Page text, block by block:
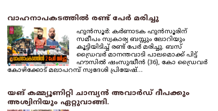
വാഹനാപകടത്തില്‍ രണ്ട് പേര്‍ മരിച്ചു
ഹുന്‍സൂര്‍: കര്‍ണാടക ഹുന്‍സൂരിന്
സമീപം സ്വകാര്യ ബസ്സും ലോറിയും
കൂട്ടിയിടിച്ച് രണ്ട് പേര്‍ മരിച്ചു. ബസ്
ഡ്രൈവര്‍ മാനന്തവാടി പാലമൊക്ക് പിട്ട്
ഹൗസില്‍ ഷംസുദ്ധീന്‍ (36), കോ ഡ്രൈവര്‍
കോഴിക്കോട് മലാപറമ്പ് സ്വദേശി പ്രിയേഷ്…
യങ് കമ്മ്യൂണിറ്റി ചാമ്പ്യന്‍ അവാര്‍ഡ് ദീപക്കും
അശ്വിനിയും ഏറ്റുവാങ്ങി.